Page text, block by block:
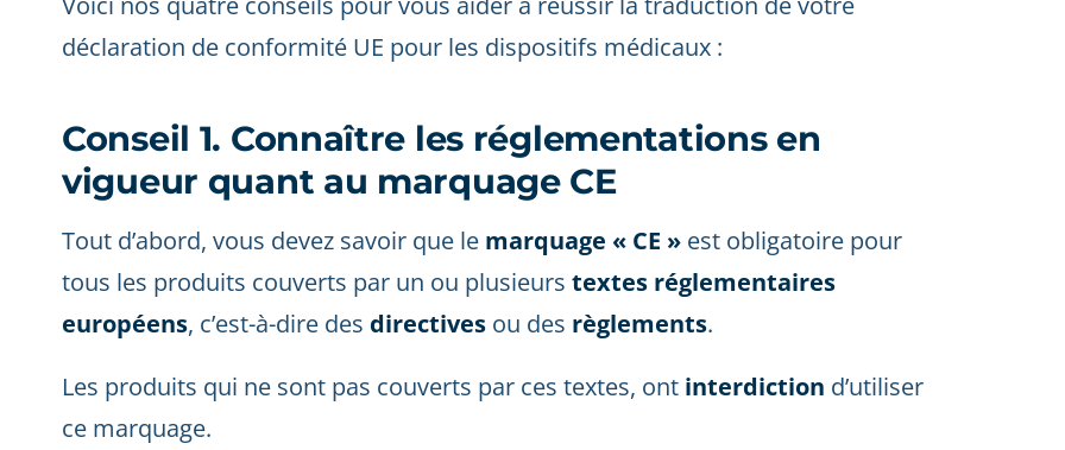
déclaration de conformité UE pour les dispositifs médicaux :
Conseil 1. Connaître les réglementations en
vigueur quant au marquage CE
Tout d’abord, vous devez savoir que le marquage « CE » est obligatoire pour
tous les produits couverts par un ou plusieurs textes réglementaires
européens, c’est-à-dire des directives ou des règlements.
Les produits qui ne sont pas couverts par ces textes, ont interdiction d’utiliser
ce marquage.